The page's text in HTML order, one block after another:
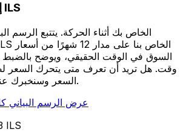
مخطط XAU إلى ILS
السوق في الوقت الحقيقي، ويوضح
وقت. هل تريد أن تعرف متى يتحرك السعر
السعر وسنخبرك عندما يصل إلى هدفك.
عرض الرسم البياني
ILS